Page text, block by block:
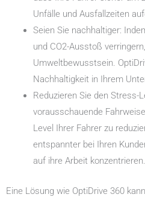
Unfälle und Ausfallzeiten
Seien Sie nachhaltiger:
und CO2-Ausstoß
Umweltbewusstsein.
Nachhaltigkeit in Ihrem
Reduzieren Sie den Stress-
vorausschauende
Level Ihrer Fahrer zu
entspannter bei Ihren
auf ihre Arbeit konzentrieren.
Eine Lösung wie OptiDrive 360